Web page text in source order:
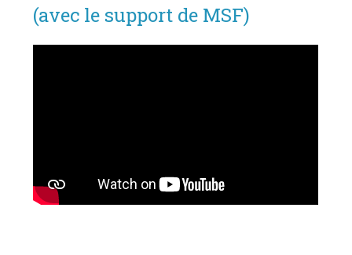
(avec le support de MSF)